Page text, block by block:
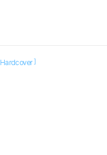
Hardcover]